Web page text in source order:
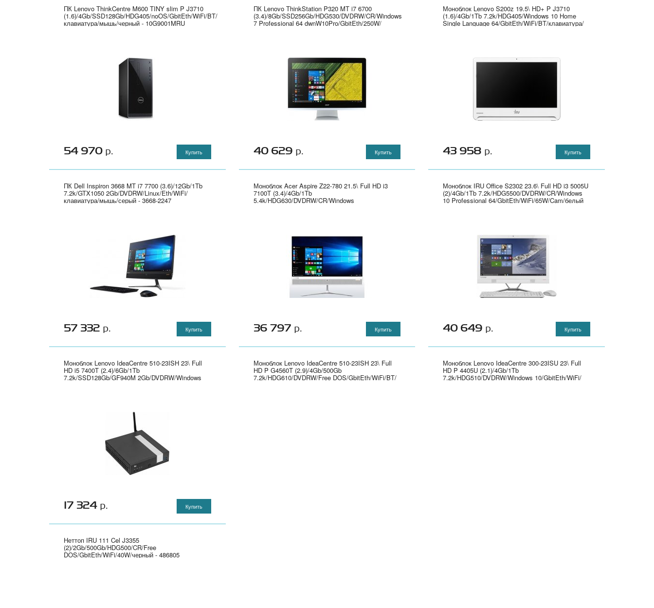
ПК Lenovo ThinkCentre M600 TINY slim P J3710
(1.6)/4Gb/SSD128Gb/HDG405/noOS/GbitEth/WiFi/BT/
клавиатура/мышь/черный - 10G9001MRU
ПК Lenovo ThinkStation P320 MT i7 6700
(3.4)/8Gb/SSD256Gb/HDG530/DVDRW/CR/Windows
7 Professional 64 dwnW10Pro/GbitEth/250W/
Моноблок Lenovo S200z 19.5\ HD+ P J3710
(1.6)/4Gb/1Tb 7.2k/HDG405/Windows 10 Home
Single Language 64/GbitEth/WiFi/BT/клавиатура/
54 970р. Купить
ПК Dell Inspiron 3668 MT i7 7700 (3.6)/12Gb/1Tb
7.2k/GTX1050 2Gb/DVDRW/Linux/Eth/WiFi/
клавиатура/мышь/серый - 3668-2247
40 629р. Купить
Моноблок Acer Aspire Z22-780 21.5\ Full HD i3
7100T (3.4)/4Gb/1Tb
5.4k/HDG630/DVDRW/CR/Windows
43 958 р. Купить
Моноблок IRU Office S2302 23.6\ Full HD i3 5005U
(2)/4Gb/1Tb 7.2k/HDG5500/DVDRW/CR/Windows
10 Professional 64/GbitEth/WiFi/65W/Cam/белый
57 332 р. Купить
Моноблок Lenovo IdeaCentre 510-23ISH 23\ Full
HD i5 7400T (2.4)/6Gb/1Tb
7.2k/SSD128Gb/GF940M 2Gb/DVDRW/Windows
36 797р. Купить
Моноблок Lenovo IdeaCentre 510-23ISH 23\ Full
HD P G4560T (2.9)/4Gb/500Gb
7.2k/HDG610/DVDRW/Free DOS/GbitEth/WiFi/BT/
40 649 р. Купить
Моноблок Lenovo IdeaCentre 300-23ISU 23\ Full
HD P 4405U (2.1)/4Gb/1Tb
7.2k/HDG510/DVDRW/Windows 10/GbitEth/WiFi/
17 324р. Купить
Неттоп IRU 111 Cel J3355
(2)/2Gb/500Gb/HDG500/CR/Free
DOS/GbitEth/WiFi/40W/черный - 486805